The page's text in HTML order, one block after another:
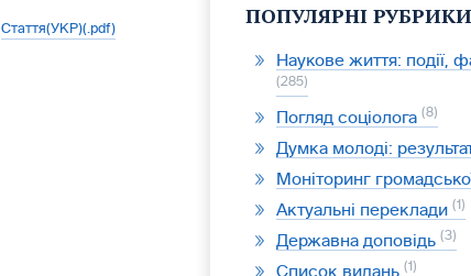
Стаття(УКР)(.pdf) ПОПУЛЯРНІ РУБРИКИ
Наукове життя: події,
285
Погляд соціолога 8
Думка молоді:
Моніторинг
Актуальні переклади 1
Державна доповідь 3
Список видань 1